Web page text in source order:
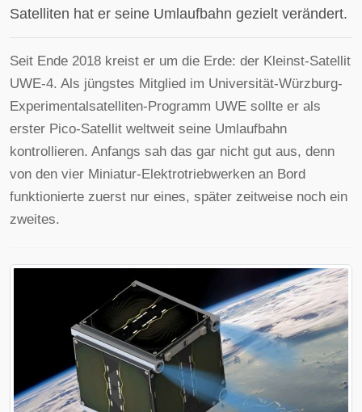
Satelliten hat er seine Umlaufbahn gezielt verändert.
Seit Ende 2018 kreist er um die Erde: der Kleinst-Satellit
UWE-4. Als jüngstes Mitglied im Universität-Würzburg-
Experimentalsatelliten-Programm UWE sollte er als
erster Pico-Satellit weltweit seine Umlaufbahn
kontrollieren. Anfangs sah das gar nicht gut aus, denn
von den vier Miniatur-Elektrotriebwerken an Bord
funktionierte zuerst nur eines, später zeitweise noch ein
zweites.